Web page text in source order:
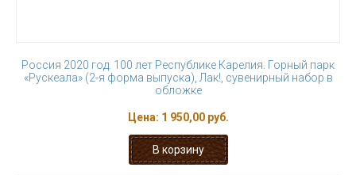
Россия 2020 год. 100 лет Республике Карелия. Горный парк
«Рускеала» (2-я форма выпуска), Лак!, сувенирный набор в
обложке
Цена: 1 950,00 руб.